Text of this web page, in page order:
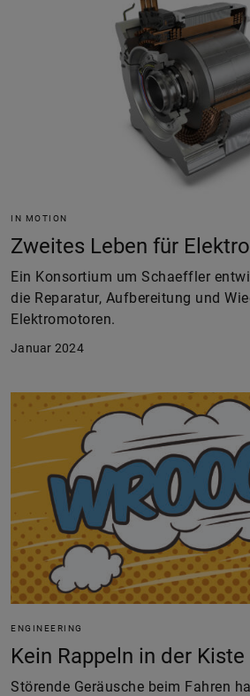
IN MOTION
Zweites Leben für
Ein Konsortium um Schaeffler
die Reparatur, Aufbereitung und
Elektromotoren.
Januar 2024
ENGINEERING
Kein Rappeln in der Kiste
Störende Geräusche beim Fahren